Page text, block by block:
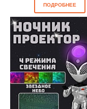
ПОДРОБНЕЕ